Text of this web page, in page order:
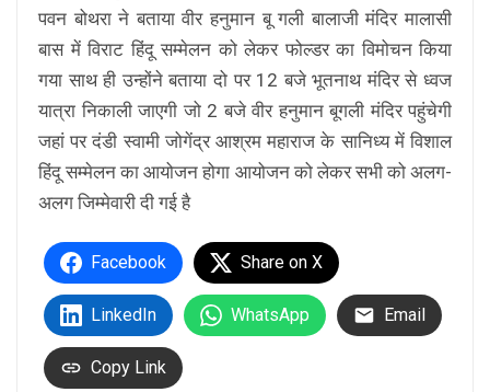
पवन बोथरा ने बताया वीर हनुमान बू गली बालाजी मंदिर मालासी
बास में विराट हिंदू सम्मेलन को लेकर फोल्डर का विमोचन किया
गया साथ ही उन्होंने बताया दो पर 12 बजे भूतनाथ मंदिर से ध्वज
यात्रा निकाली जाएगी जो 2 बजे वीर हनुमान बूगली मंदिर पहुंचेगी
जहां पर दंडी स्वामी जोगेंद्र आश्रम महाराज के सानिध्य में विशाल
हिंदू सम्मेलन का आयोजन होगा आयोजन को लेकर सभी को अलग-
अलग जिम्मेवारी दी गई है
Facebook Share on X
LinkedIn WhatsApp Email
Copy Link